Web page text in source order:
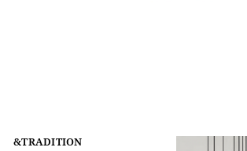
&TRADITION